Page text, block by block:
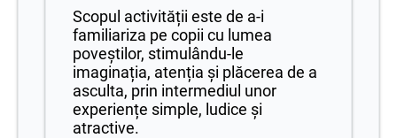
Scopul activității este de a-i
familiariza pe copii cu lumea
poveștilor, stimulându-le
imaginația, atenția și plăcerea de a
asculta, prin intermediul unor
experiențe simple, ludice și
atractive.